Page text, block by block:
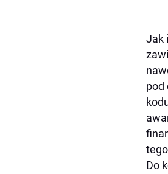
Jak
pod
Do